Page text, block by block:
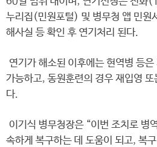
누리집(민원포털) 및 병무청 앱 민원
해사실 등 확인 후 연기처리 된다.
연기가 해소된 이후에는 현역병 등은
가능하고, 동원훈련의 경우 재입영
다.
이기식 병무청장은 “이번 조치로 병
속하게 복구하는 데 도움이 되고, 복